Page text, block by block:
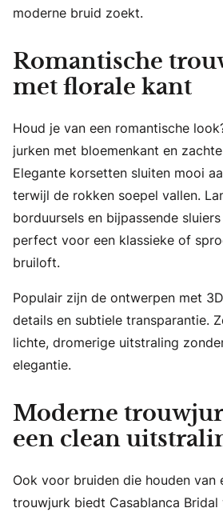
moderne bruid zoekt.
Romantische
met florale kant
Houd je van een romantische
jurken met bloemenkant en
Elegante korsetten sluiten mooi
terwijl de rokken soepel vallen.
borduursels en bijpassende
perfect voor een klassieke of
bruiloft.
Populair zijn de ontwerpen met
details en subtiele transparantie.
lichte, dromerige uitstraling
elegantie.
Moderne
een clean
Ook voor bruiden die houden van
trouwjurk biedt Casablanca